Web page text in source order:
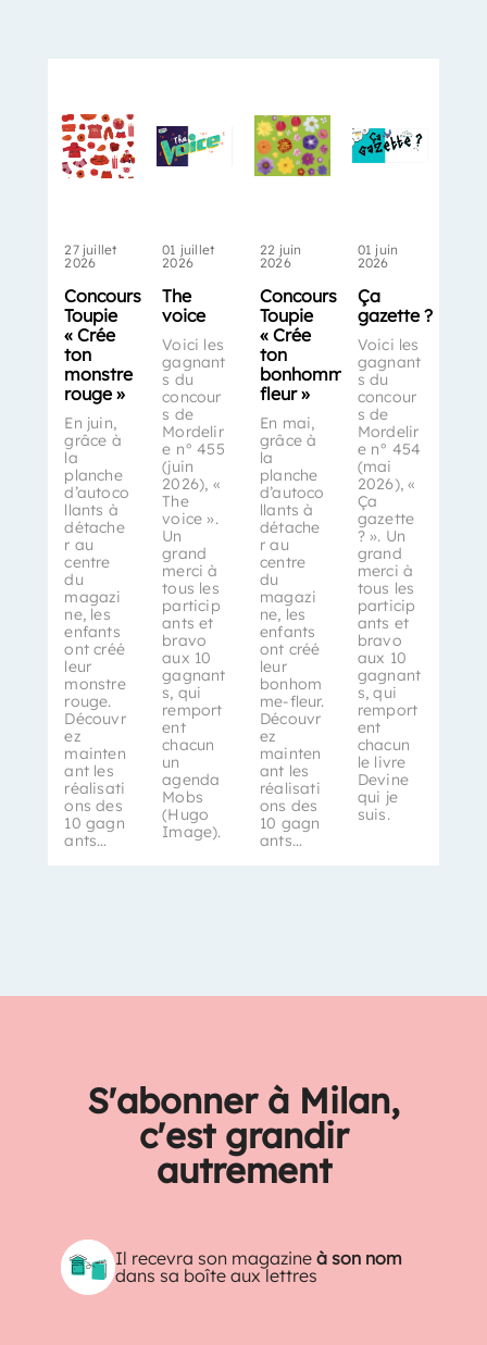
27 juillet
2026
Concours
Toupie
« Crée
ton
monstre
rouge »
En juin,
grâce à
la
planche
d’autoco
llants à
détache
r au
centre
du
magazi
ne, les
enfants
ont créé
leur
monstre
rouge.
Découvr
ez
mainten
ant les
réalisati
ons des
10 gagn
ants…
01 juillet
2026
The
voice
Voici les
gagnant
s du
concour
s de
Mordelir
e n° 455
(juin
2026), «
The
voice ».
Un
grand
merci à
tous les
particip
ants et
bravo
aux 10
gagnant
s, qui
remport
ent
chacun
un
agenda
Mobs
(Hugo
Image).
22 juin
2026
Concours
Toupie
« Crée
ton
bonhomme-
fleur »
En mai,
grâce à
la
planche
d’autoco
llants à
détache
r au
centre
du
magazi
ne, les
enfants
ont créé
leur
bonhom
me-fleur.
Découvr
ez
mainten
ant les
réalisati
ons des
10 gagn
ants…
01 juin
2026
Ça
gazette ?
Voici les
gagnant
s du
concour
s de
Mordelir
e n° 454
(mai
2026), «
Ça
gazette
? ». Un
grand
merci à
tous les
particip
ants et
bravo
aux 10
gagnant
s, qui
remport
ent
chacun
le livre
Devine
qui je
suis.
S'abonner à Milan,
c'est grandir
autrement
Il recevra son magazineà son nom
dans sa boîte aux lettres